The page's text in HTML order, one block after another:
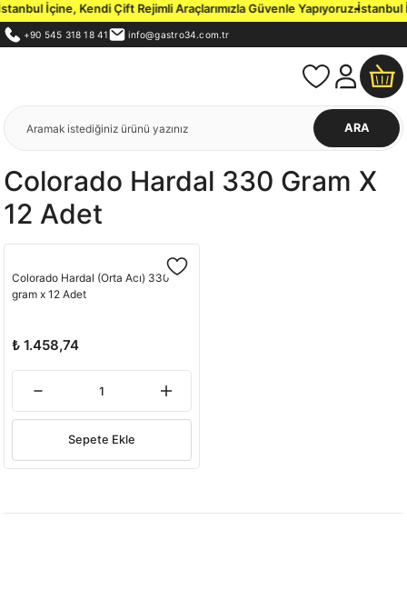
İçine, Kendi Çift Rejimli Araçlarımızla Güvenle Yapıyoruz.İstanbul
+90 545 318 18 41 info@gastro34.com.tr
ARA
Colorado Hardal 330 Gram X
12 Adet
Colorado Hardal (Orta Acı) 330
gram x 12 Adet
₺ 1.458,74
Sepete Ekle